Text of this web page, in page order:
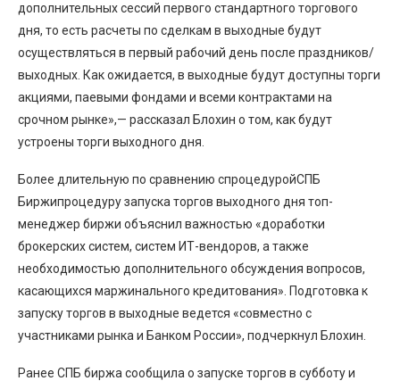
дополнительных сессий первого стандартного торгового
дня, то есть расчеты по сделкам в выходные будут
осуществляться в первый рабочий день после праздников/
выходных. Как ожидается, в выходные будут доступны торги
акциями, паевыми фондами и всеми контрактами на
срочном рынке»,— рассказал Блохин о том, как будут
устроены торги выходного дня.
Более длительную по сравнению спроцедуройСПБ
Биржипроцедуру запуска торгов выходного дня топ-
менеджер биржи объяснил важностью «доработки
брокерских систем, систем ИТ-вендоров, а также
необходимостью дополнительного обсуждения вопросов,
касающихся маржинального кредитования». Подготовка к
запуску торгов в выходные ведется «совместно с
участниками рынка и Банком России», подчеркнул Блохин.
Ранее СПБ биржа сообщила о запуске торгов в субботу и